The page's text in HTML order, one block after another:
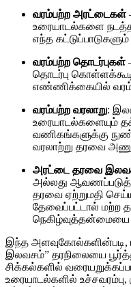
வரம்பற்ற அரட்டைகள்
உரையாடல்களை நடத்த
எந்த
வரம்பற்ற தொடர்புகள்
தொடர்பு
எண்ணிக்கையில்
வரம்பற்ற வரலாறு:
உரையாடல்களையும்
வணிகங்களுக்கு
வரலாற்று தரவை
அரட்டை தரவை
அல்லது
தரவை ஏற்றுமதி
தேவைப்பட்டால் மற்ற
நெகிழ்வுத்தன்மையை
இந்த
இலவசம்” தரநிலையை
சிக்கல்களில்
உரையாடல்களில் உச்சவரம்பு,